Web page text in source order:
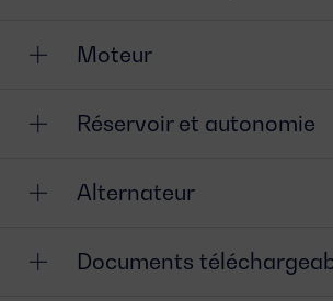
Moteur
Réservoir et autonomie
Alternateur
Documents